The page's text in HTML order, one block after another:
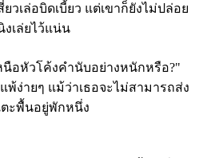
วเล่อบิดเบี้ยว แต่เขาก็ยังไม่ปล่อย
เล่ยไว้แน่น
นือหัวโค้งคำนับอย่างหนักหรือ?"
พ้ง่ายๆ แม้ว่าเธอจะไม่สามารถส่ง
ตะพื้นอยู่พักหนึ่ง